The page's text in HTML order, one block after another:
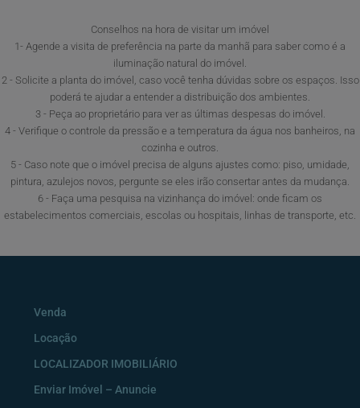
Conselhos na hora de visitar um imóvel
1- Agende a visita de preferência na parte da manhã para saber como é a
iluminação natural do imóvel.
2 - Solicite a planta do imóvel, caso você tenha dúvidas sobre os espaços. Isso
poderá te ajudar a entender a distribuição dos ambientes.
3 - Peça ao proprietário para ver as últimas despesas do imóvel.
4 - Verifique o controle da pressão e a temperatura da água nos banheiros, na
cozinha e outros.
5 - Caso note que o imóvel precisa de alguns ajustes como: piso, umidade,
pintura, azulejos novos, pergunte se eles irão consertar antes da mudança.
6 - Faça uma pesquisa na vizinhança do imóvel: onde ficam os
estabelecimentos comerciais, escolas ou hospitais, linhas de transporte, etc.
Venda
Locação
LOCALIZADOR IMOBILIÁRIO
Enviar Imóvel – Anuncie